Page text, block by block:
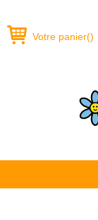
Votre panier()